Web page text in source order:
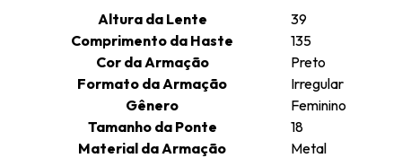
Altura da Lente
39
Comprimento da Haste
135
Cor da Armação
Preto
Formato da Armação
Irregular
Gênero
Feminino
Tamanho da Ponte
18
Material da Armação
Metal